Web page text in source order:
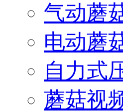
气动蘑
电动蘑
自力式
蘑菇视